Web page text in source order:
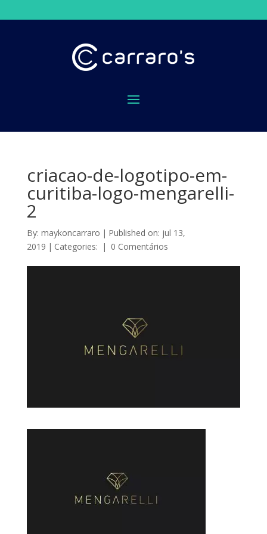
criacao-de-logotipo-em-
curitiba-logo-mengarelli-
2
By: maykoncarraro | Published on: jul 13,
2019 | Categories: | 0 Comentários